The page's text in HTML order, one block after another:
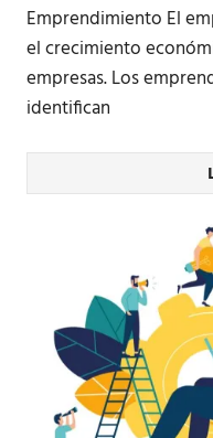
Emprendimiento El
el crecimiento
empresas. Los
identifican